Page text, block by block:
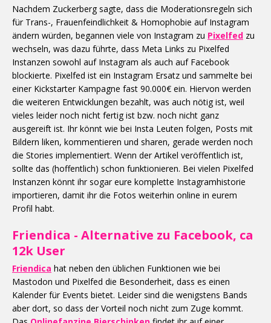
Nachdem Zuckerberg sagte, dass die Moderationsregeln sich
für Trans-, Frauenfeindlichkeit & Homophobie auf Instagram
ändern würden, begannen viele von Instagram zu Pixelfed zu
wechseln, was dazu führte, dass Meta Links zu Pixelfed
Instanzen sowohl auf Instagram als auch auf Facebook
blockierte. Pixelfed ist ein Instagram Ersatz und sammelte bei
einer Kickstarter Kampagne fast 90.000€ ein. Hiervon werden
die weiteren Entwicklungen bezahlt, was auch nötig ist, weil
vieles leider noch nicht fertig ist bzw. noch nicht ganz
ausgereift ist. Ihr könnt wie bei Insta Leuten folgen, Posts mit
Bildern liken, kommentieren und sharen, gerade werden noch
die Stories implementiert. Wenn der Artikel veröffentlich ist,
sollte das (hoffentlich) schon funktionieren. Bei vielen Pixelfed
Instanzen könnt ihr sogar eure komplette Instagramhistorie
importieren, damit ihr die Fotos weiterhin online in eurem
Profil habt.
Friendica - Alternative zu Facebook, ca
12k User
Friendica hat neben den üblichen Funktionen wie bei
Mastodon und Pixelfed die Besonderheit, dass es einen
Kalender für Events bietet. Leider sind die wenigstens Bands
aber dort, so dass der Vorteil noch nicht zum Zuge kommt.